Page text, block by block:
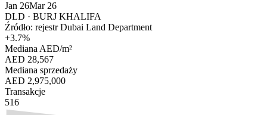
Jan 26Mar 26
DLD · BURJ KHALIFA
Źródło: rejestr Dubai Land Department
+3.7%
Mediana AED/m²
AED 28,567
Mediana sprzedaży
AED 2,975,000
Transakcje
516